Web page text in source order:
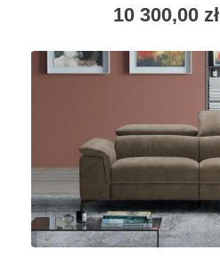
As
as
10 300,00 zł